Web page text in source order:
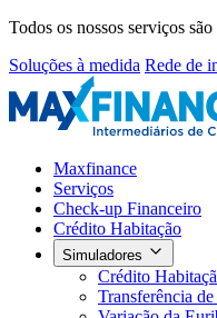
Todos os nossos serviços são
Soluções à medida Rede de
Maxfinance
Serviços
Check-up Financeiro
Crédito Habitação
Simuladores
Crédito
Transferência